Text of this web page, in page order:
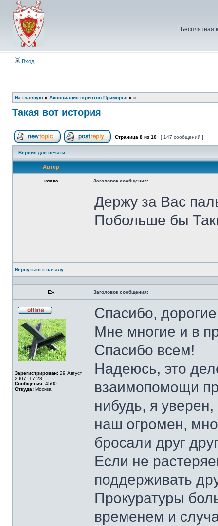
Бесплатная
Вход
На главную » Ассоциация юристов Приморья » »
Такая вот история
Начать новую тему Ответить на тему
Страница 8 из 10 [ 147 сообщений ]
Версия для печати
Автор
клава Заголовок сообщения:
Держу за Вас
Побольше бы
Вернуться к началу
Ёж Заголовок сообщения:
в
сети
Зарегистрирован: 29 Август
2007, 17:28
Сообщения: 4500
Откуда: Москва
Спасибо,
Мне многие и в
Спасибо всем!
Надеюсь, это
взаимопомощи
нибудь, я
наш огромен,
бросали друг
Если не
поддерживать
Прокуратуры
временем и